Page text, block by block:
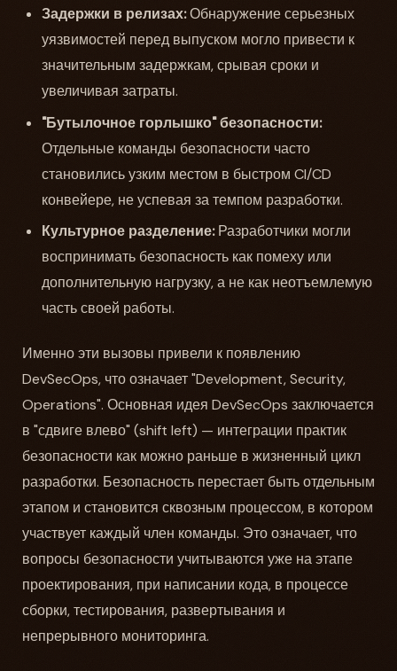
Задержки в релизах:Обнаружение серьезных
уязвимостей перед выпуском могло привести к
значительным задержкам, срывая сроки и
увеличивая затраты.
"Бутылочное горлышко" безопасности:
Отдельные команды безопасности часто
становились узким местом в быстром CI/CD
конвейере, не успевая за темпом разработки.
Культурное разделение:Разработчики могли
воспринимать безопасность как помеху или
дополнительную нагрузку, а не как неотъемлемую
часть своей работы.
Именно эти вызовы привели к появлению
DevSecOps, что означает "Development, Security,
Operations". Основная идея DevSecOps заключается
в "сдвиге влево" (shift left) — интеграции практик
безопасности как можно раньше в жизненный цикл
разработки. Безопасность перестает быть отдельным
этапом и становится сквозным процессом, в котором
участвует каждый член команды. Это означает, что
вопросы безопасности учитываются уже на этапе
проектирования, при написании кода, в процессе
сборки, тестирования, развертывания и
непрерывного мониторинга.